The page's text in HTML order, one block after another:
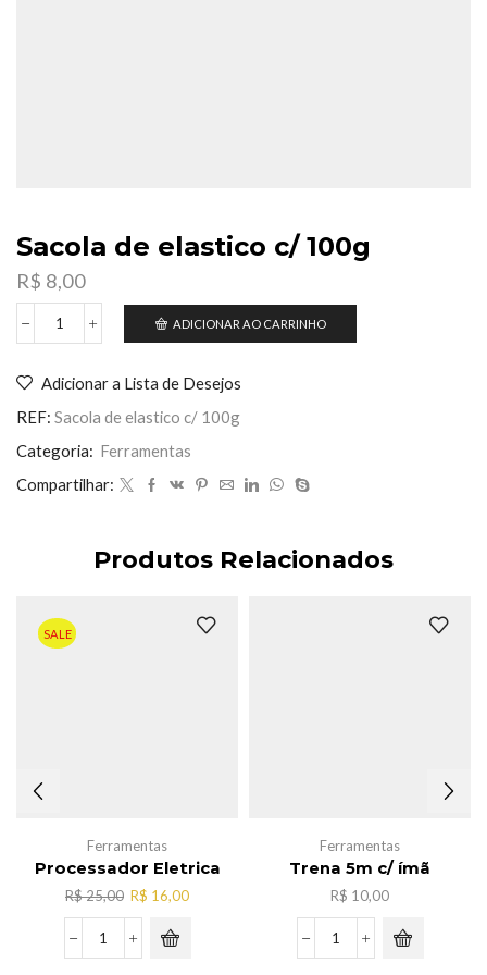
Sacola de elastico c/ 100g
R$ 8,00
Sacola
c/
100g
ADICIONAR AO CARRINHO
Adicionar a Lista de Desejos
REF: Sacola de elastico c/ 100g
Categoria: Ferramentas
Compartilhar:
Produtos Relacionados
SALE
Ferramentas
Processador Eletrica
R$25,00 O
preço
original
era:
R$ 16,00O
Processador
Ferramentas
Trena 5m c/ ímã
R$ 10,00
Trena